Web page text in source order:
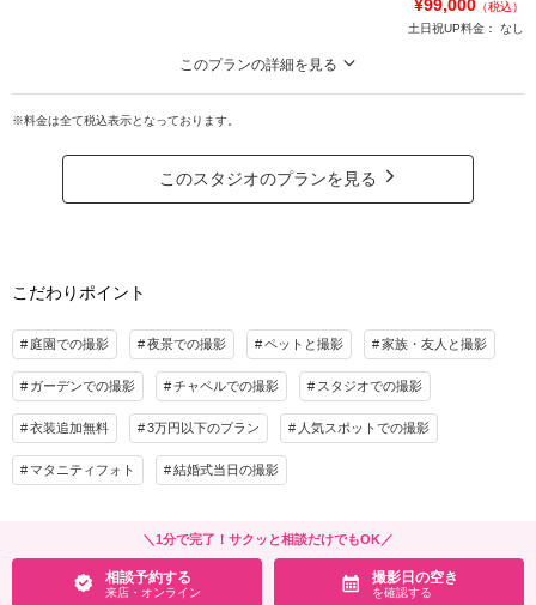
新婦衣装2着
家族と撮影 ペットと撮影
れぞれセット1,100円でレンタル可）
相談予約する
来店・オンライン
撮影日の空き
を確認する
¥99,000 （税込）
土日祝UP料金：
なし
このプランの詳細を見る
9月末迄の撮影限定で写真集プレゼント！手入れの行き届いた目白庭園！当スタ
ジオ衣装差額サービス♪
当スタジオ衣装差額なし
美肌・歯の美白など補正つき
撮影料 新婦衣装1着 新郎衣装1着
着付け ヘアメイク 小物一式
アルバム 20P データ 100カット 台紙付写真
家族と撮影 家族用衣装レンタル
※別途要：申請料、移動費、肌着、足袋（レンタルも可、肌着足袋セットお１人1,10
0円）、写真集送料梱包料（関東圏内2,200円）
※料金は全て税込表示となっております。
このスタジオのプランを見る
こだわりポイント
庭園での撮影 夜景での撮影 ペットと撮影 家族・友人と撮影
ガーデンでの撮影 チャペルでの撮影 スタジオでの撮影
衣装追加無料 3万円以下のプラン 人気スポットでの撮影
マタニティフォト 結婚式当日の撮影
＼1分で完了！サクッと相談だけでもOK／
相談予約する
来店・オンライン
撮影日の空き
を確認する